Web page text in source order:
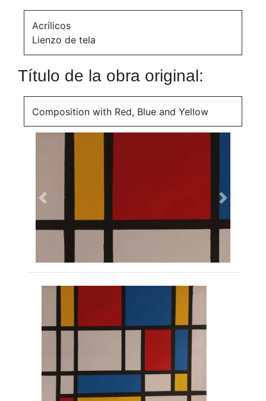
Acrílicos
Lienzo de tela
Título de la obra original:
Composition with Red, Blue and Yellow